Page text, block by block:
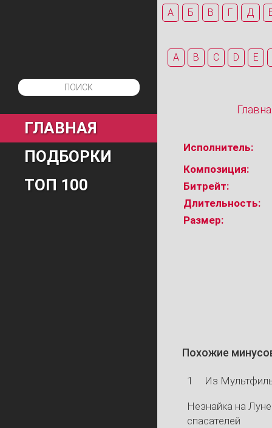
ГЛАВНАЯ
ПОДБОРКИ
ТОП 100
А Б В Г Д
A B C D E
Исполнитель:
Композиция:
Битрейт:
Длительность:
Размер:
Похожие
1 Из
Незнайка на
спасателей